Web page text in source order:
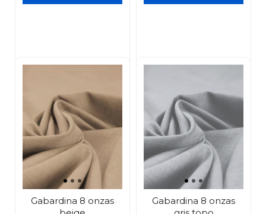
Gabardina 8 onzas
Gabardina 8 onzas